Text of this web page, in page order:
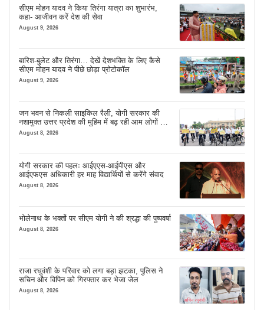
सीएम मोहन यादव ने किया तिरंगा यात्रा का शुभारंभ,
कहा- आजीवन करें देश की सेवा
August 9, 2026
बारिश-बुलेट और तिरंगा… देखें देशभक्ति के लिए कैसे
सीएम मोहन यादव ने पीछे छोड़ा प्रोटोकॉल
August 9, 2026
जन भवन से निकली साइकिल रैली, योगी सरकार की
नशामुक्त उत्तर प्रदेश की मुहिम में बढ़ रही आम लोगों की
भागीदारी
August 8, 2026
योगी सरकार की पहलः आईएएस-आईपीएस और
आईएफएस अधिकारी हर माह विद्यार्थियों से करेंगे संवाद
August 8, 2026
भोलेनाथ के भक्तों पर सीएम योगी ने की श्रद्धा की पुष्पवर्षा
August 8, 2026
राजा रघुवंशी के परिवार को लगा बड़ा झटका, पुलिस ने
सचिन और विपिन को गिरफ्तार कर भेजा जेल
August 8, 2026